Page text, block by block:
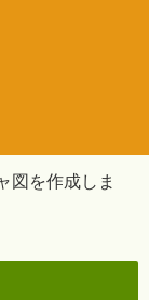
図を作成しま